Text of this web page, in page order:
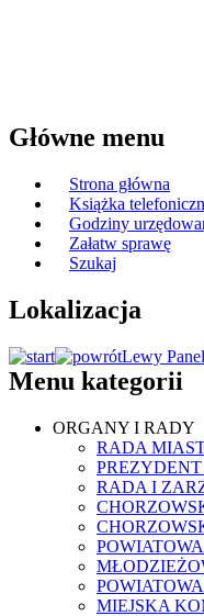
Główne menu
Strona główna
Książka
Godziny
Załatw sprawę
Szukaj
Lokalizacja
Lewy Panel
Menu kategorii
ORGANY I RADY
RADA
RADA I
MIEJSKA